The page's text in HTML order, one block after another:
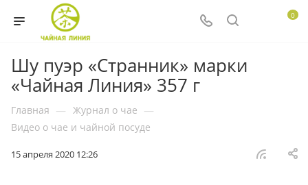
0
Шу пуэр «Странник» марки
«Чайная Линия» 357 г
Главная — Журнал о чае —
Видео о чае и чайной посуде
15 апреля 2020 12:26